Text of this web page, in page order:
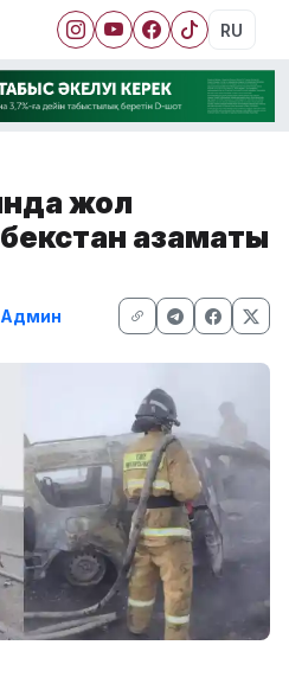
RU
жол
азаматы
Админ